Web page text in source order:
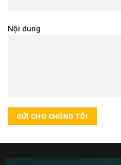
Nội dung